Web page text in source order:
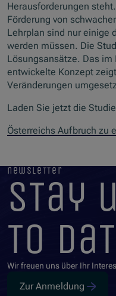
Herausforderungen
Förderung von
Lehrplan sind nur einige
werden müssen. Die
Lösungsansätze. Das im
entwickelte Konzept
Veränderungen
Laden Sie jetzt die
Österreichs Aufbruch zu
newsletter
stay
to
Wir freuen uns über Ihr
Zur Anmeldung